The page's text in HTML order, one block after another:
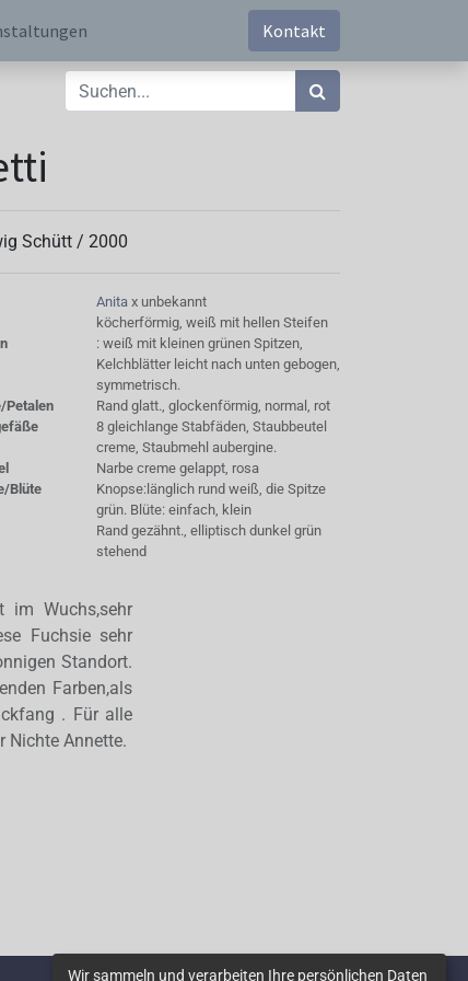
Kontakt
Schütt / 2000
Anita x unbekannt
köcherförmig, weiß mit hellen Steifen
: weiß mit kleinen grünen Spitzen,
Kelchblätter leicht nach unten gebogen,
symmetrisch.
Petalen
Rand glatt., glockenförmig, normal, rot
8 gleichlange Stabfäden, Staubbeutel
creme, Staubmehl aubergine.
Narbe creme gelappt, rosa
Blüte
Knopse:länglich rund weiß, die Spitze
grün. Blüte: einfach, klein
Rand gezähnt., elliptisch dunkel grün
stehend
im Wuchs,sehr
Fuchsie sehr
Standort.
Farben,als
. Für alle
Nichte Annette.
Wir sammeln und verarbeiten Ihre persönlichen Daten